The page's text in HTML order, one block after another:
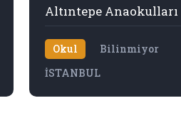
Altıntepe Anaokulları
Okul
Bilinmiyor
İSTANBUL